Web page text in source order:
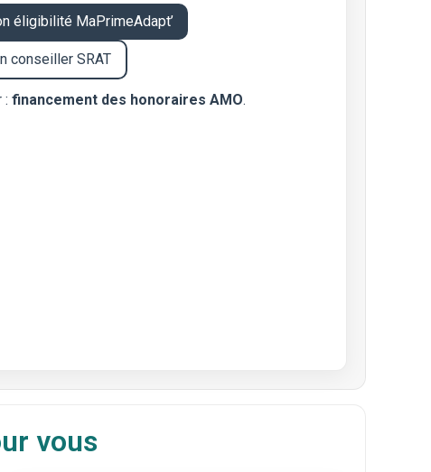
éligibilité MaPrimeAdapt’
conseiller SRAT
: financement des honoraires AMO.
vous